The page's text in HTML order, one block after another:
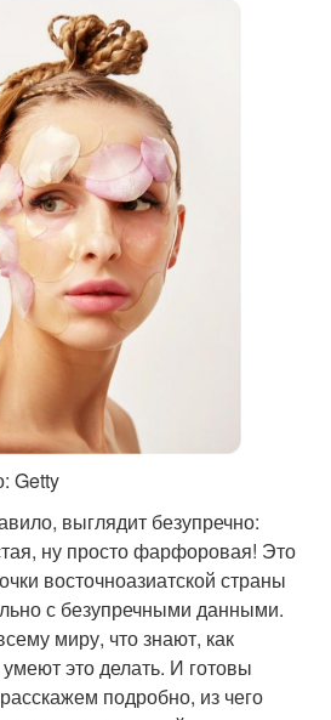
Getty
выглядит безупречно:
ну просто фарфоровая! Это
восточноазиатской страны
с безупречными данными.
миру, что знают, как
это делать. И готовы
подробно, из чего